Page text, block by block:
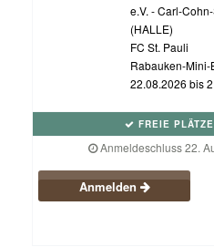
e.V. - Carl-
(HALLE)
FC St. Pauli
Rabauken-
22.08.2026 bis
FREIE
Anmeldeschluss 22.
Anmelden